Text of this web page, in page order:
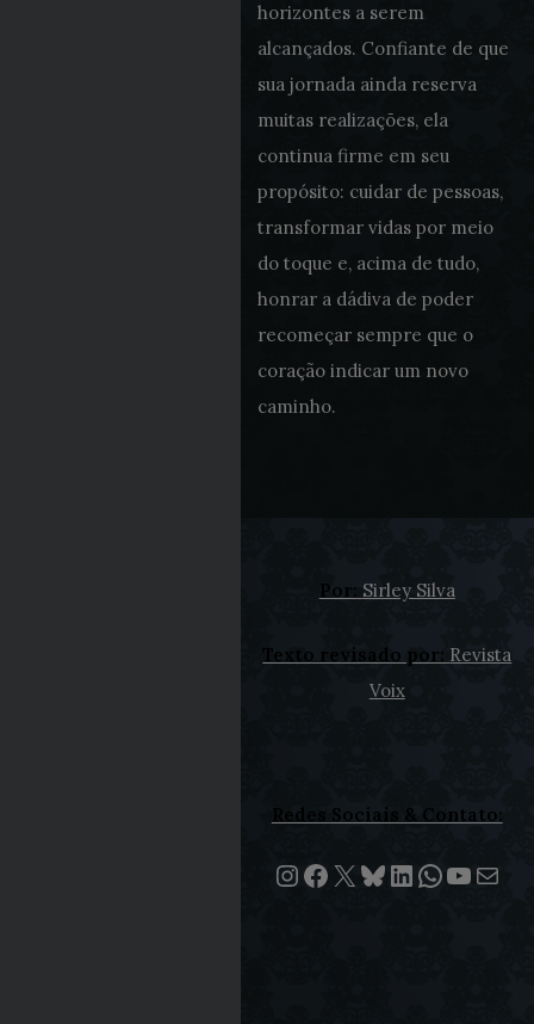
horizontes a serem
alcançados. Confiante de que
sua jornada ainda reserva
muitas realizações, ela
continua firme em seu
propósito: cuidar de pessoas,
transformar vidas por meio
do toque e, acima de tudo,
honrar a dádiva de poder
recomeçar sempre que o
coração indicar um novo
caminho.
Por: Sirley Silva
Texto revisado por: Revista
Voix
Redes Sociais & Contato:
Instagram
Facebook
X Bluesky
LinkedIn
E-mail